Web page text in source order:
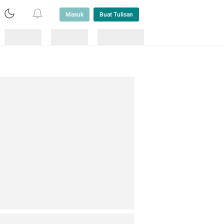
Masuk Buat Tulisan